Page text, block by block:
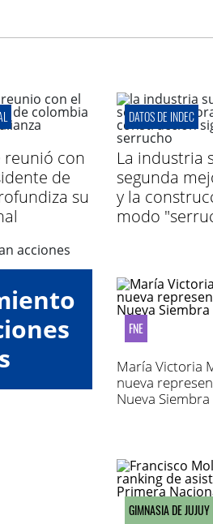
reunió con
de
su
DATOS DE INDEC
La industria
segunda
y la
modo
FNE
María Victoria
nueva
Nueva Siembra
GIMNASIA DE JUJUY